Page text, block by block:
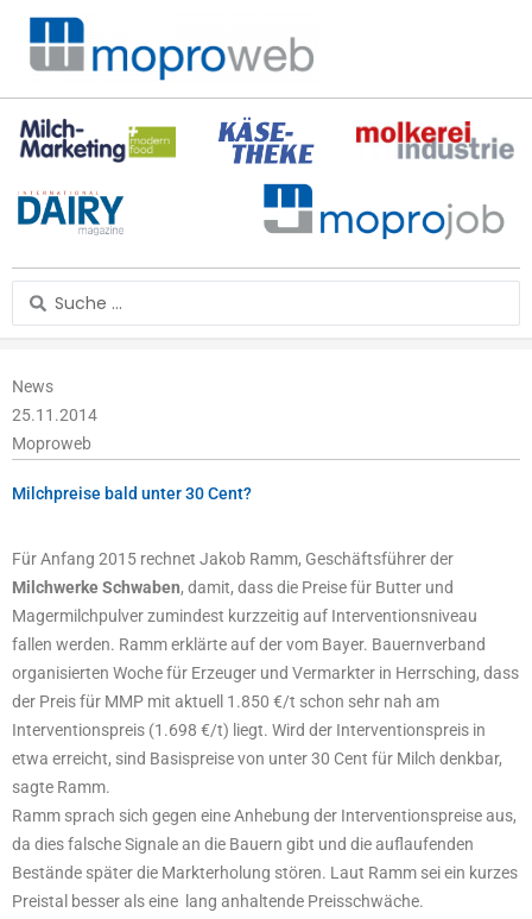
Zum
Inhalt
springen
Search
...
News
25.11.2014
Moproweb
Milchpreise bald unter 30 Cent?
Für Anfang 2015 rechnet Jakob Ramm, Geschäftsführer der
Milchwerke Schwaben, damit, dass die Preise für Butter und
Magermilchpulver zumindest kurzzeitig auf Interventionsniveau
fallen werden. Ramm erklärte auf der vom Bayer. Bauernverband
organisierten Woche für Erzeuger und Vermarkter in Herrsching, dass
der Preis für MMP mit aktuell 1.850 €/t schon sehr nah am
Interventionspreis (1.698 €/t) liegt. Wird der Interventionspreis in
etwa erreicht, sind Basispreise von unter 30 Cent für Milch denkbar,
sagte Ramm.
Ramm sprach sich gegen eine Anhebung der Interventionspreise aus,
da dies falsche Signale an die Bauern gibt und die auflaufenden
Bestände später die Markterholung stören. Laut Ramm sei ein kurzes
Preistal besser als eine lang anhaltende Preisschwäche.